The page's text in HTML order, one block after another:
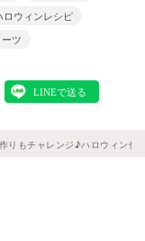
ロウィンレシピ
ツ
りもチャレンジ♪ハロウィン仕